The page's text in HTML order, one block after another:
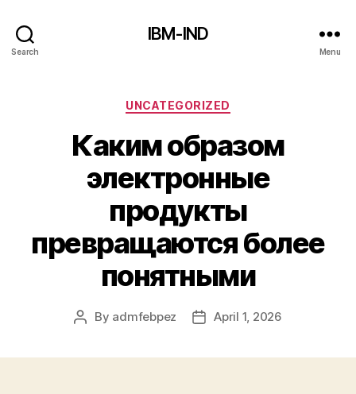
Search
IBM-IND
Menu
Categories
UNCATEGORIZED
Каким образом
электронные
продукты
превращаются более
понятными
Post
By admfebpez
PostApril 1, 2026